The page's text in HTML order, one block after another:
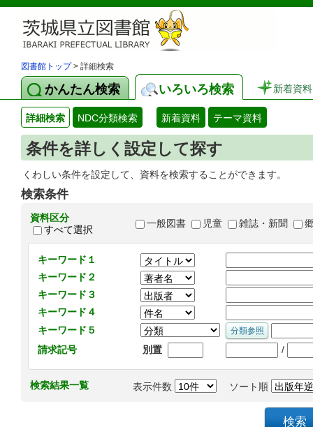
図書館トップ> 詳細検索
かんたん検索 いろいろ検索 新着資料
詳細検索 NDC分類検索 新着資料 テーマ資料
条件を詳しく設定して探す
くわしい条件を設定して、資料を検索することができます。
検索条件
資料区分
すべて選択
一般図書 児童 雑誌・新聞
キーワード１
キーワード２
キーワード３
キーワード４
キーワード５
請求記号
別置 /
検索結果一覧 表示件数 ソート順